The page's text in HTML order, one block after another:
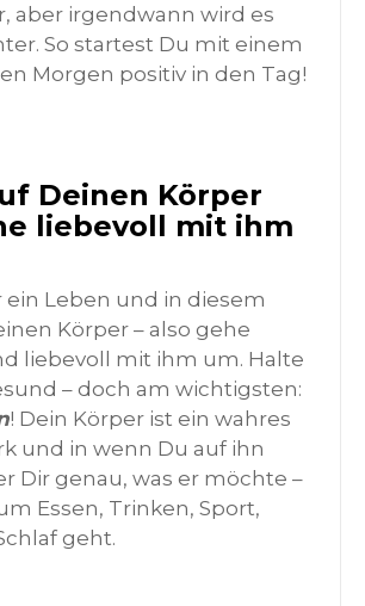
aber irgendwann wird es
So startest Du mit einem
Morgen positiv in den Tag!
Deinen Körper
liebevoll mit ihm
ein Leben und in diesem
Körper – also gehe
liebevoll mit ihm um. Halte
– doch am wichtigsten:
! Dein Körper ist ein wahres
und in wenn Du auf ihn
Dir genau, was er möchte –
Essen, Trinken, Sport,
geht.